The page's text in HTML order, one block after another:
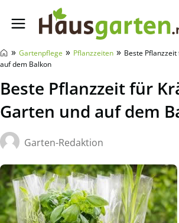
Hausgarten.net
» Gartenpflege » Pflanzzeiten » Beste
auf dem Balkon
Beste Pflanzzeit für
Garten und auf dem
Garten-Redaktion